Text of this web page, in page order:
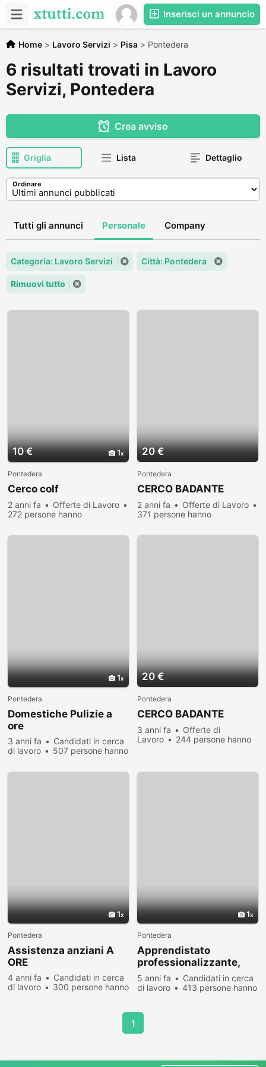
Inserisci un annuncio
Home > Lavoro Servizi > Pisa > Pontedera
6 risultati trovati in Lavoro
Servizi, Pontedera
Crea avviso
Griglia Lista Dettaglio
Ordinare
Tutti gli annunci Personale Company
Categoria: Lavoro Servizi Città: Pontedera
Rimuovi tutto
10 € 1
Pontedera
Cerco colf
2 anni fa
Offerte di Lavoro
272 persone hanno
20 €
Pontedera
CERCO BADANTE
2 anni fa
Offerte di Lavoro
371 persone hanno
1
Pontedera
Domestiche Pulizie a
ore
3 anni fa
Candidati in cerca
di lavoro
507 persone hanno
20 €
Pontedera
CERCO BADANTE
3 anni fa
Offerte di
Lavoro
244 persone hanno
1
Pontedera
Assistenza anziani A
ORE
4 anni fa
Candidati in cerca
di lavoro
300 persone hanno
1
Pontedera
Apprendistato
professionalizzante,
amministrativo
5 anni fa
Candidati in cerca
di lavoro
413 persone hanno
1